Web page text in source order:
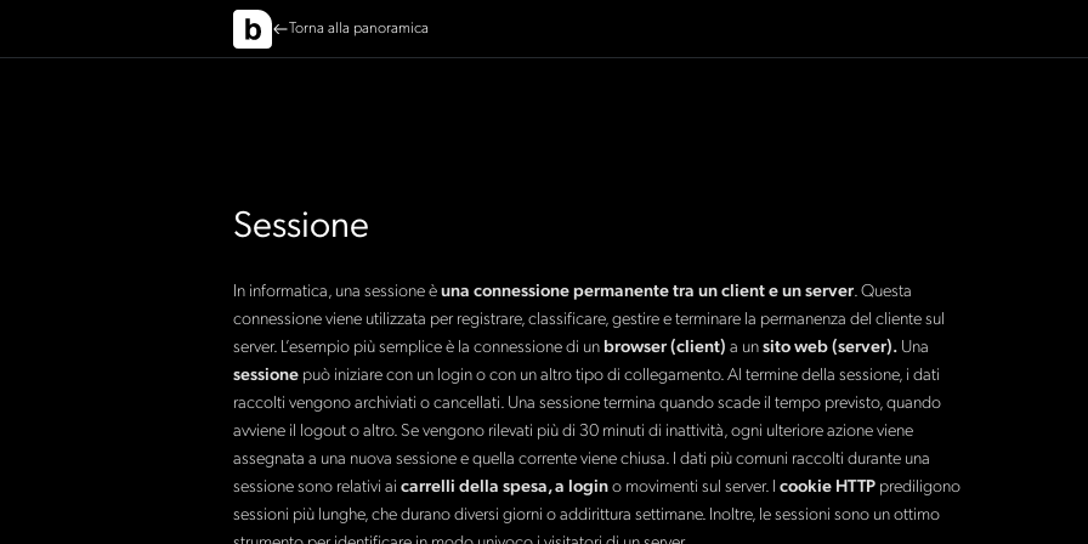
Torna alla panoramica
Sessione
In informatica, una sessione èuna connessione permanente tra un client e un server. Questa
connessione viene utilizzata per registrare, classificare, gestire e terminare la permanenza del cliente sul
server. L’esempio più semplice è la connessione di un browser (client) a unsito web (server). Una
sessione può iniziare con un login o con un altro tipo di collegamento. Al termine della sessione, i dati
raccolti vengono archiviati o cancellati. Una sessione termina quando scade il tempo previsto, quando
avviene il logout o altro. Se vengono rilevati più di 30 minuti di inattività, ogni ulteriore azione viene
assegnata a una nuova sessione e quella corrente viene chiusa. I dati più comuni raccolti durante una
sessione sono relativi ai carrelli della spesa, a logino movimenti sul server. I cookie HTTP prediligono
sessioni più lunghe, che durano diversi giorni o addirittura settimane. Inoltre, le sessioni sono un ottimo